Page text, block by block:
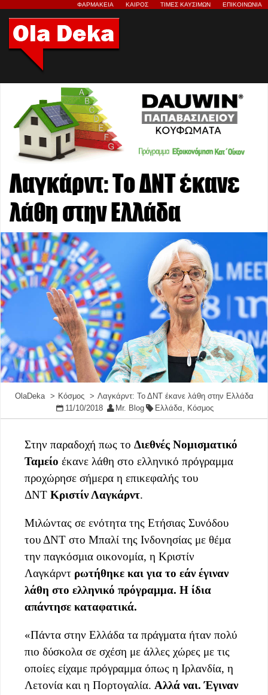
ΦΑΡΜΑΚΕΙΑ ΚΑΙΡΟΣ ΤΙΜΕΣ ΚΑΥΣΙΜΩΝ ΕΠΙΚΟΙΝΩΝΙΑ
Λαγκάρντ: Το ΔΝΤ έκανε
λάθη στην Ελλάδα
OlaDeka Κόσμος
Λαγκάρντ: Το ΔΝΤ έκανε λάθη στην Ελλάδα
11/10/2018
Mr. Blog Ελλάδα Κόσμος
Στην παραδοχή πως το Διεθνές Νομισματικό
Ταμείο έκανε λάθη στο ελληνικό πρόγραμμα
προχώρησε σήμερα η επικεφαλής του
ΔΝΤ Κριστίν Λαγκάρντ.
Μιλώντας σε ενότητα της Ετήσιας Συνόδου
του ΔΝΤ στο Μπαλί της Ινδονησίας με θέμα
την παγκόσμια οικονομία, η Κριστίν
Λαγκάρντ ρωτήθηκε και για το εάν έγιναν
λάθη στο ελληνικό πρόγραμμα. Η ίδια
απάντησε καταφατικά.
«Πάντα στην Ελλάδα τα πράγματα ήταν πολύ
πιο δύσκολα σε σχέση με άλλες χώρες με τις
οποίες είχαμε πρόγραμμα όπως η Ιρλανδία, η
Λετονία και η Πορτογαλία. Αλλά ναι. Έγιναν